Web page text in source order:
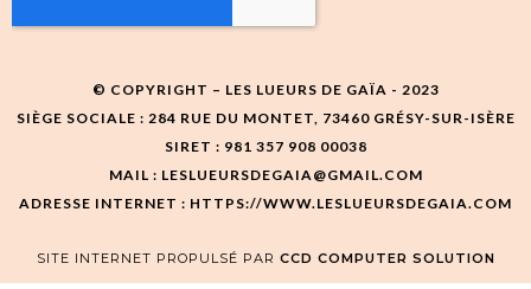
© COPYRIGHT – LES LUEURS DE GAÏA - 2023
SIÈGE SOCIALE : 284 RUE DU MONTET, 73460 GRÉSY-SUR-ISÈRE
SIRET : 981 357 908 00038
MAIL : LESLUEURSDEGAIA@GMAIL.COM
ADRESSE INTERNET : HTTPS://WWW.LESLUEURSDEGAIA.COM
SITE INTERNET PROPULSÉ PAR CCD COMPUTER SOLUTION